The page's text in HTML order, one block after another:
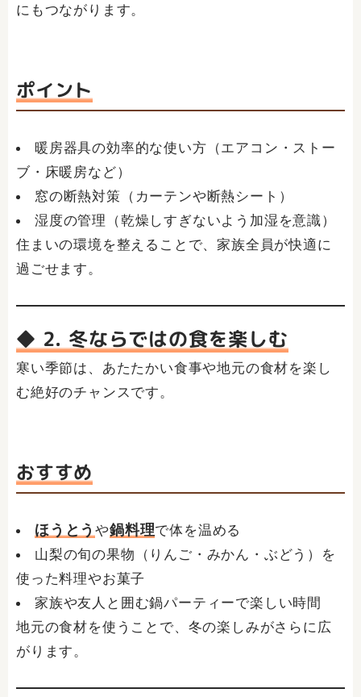
にもつながります。
ポイント
暖房器具の効率的な使い方（エアコン・ストー
ブ・床暖房など）
窓の断熱対策（カーテンや断熱シート）
湿度の管理（乾燥しすぎないよう加湿を意識）
住まいの環境を整えることで、家族全員が快適に
過ごせます。
◆ 2. 冬ならではの食を楽しむ
寒い季節は、あたたかい食事や地元の食材を楽し
む絶好のチャンスです。
おすすめ
ほうとうや鍋料理で体を温める
山梨の旬の果物（りんご・みかん・ぶどう）を
使った料理やお菓子
家族や友人と囲む鍋パーティーで楽しい時間
地元の食材を使うことで、冬の楽しみがさらに広
がります。